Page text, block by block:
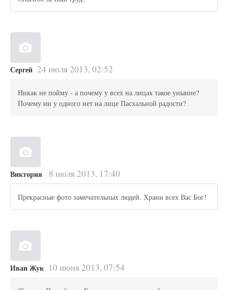
Сергей 24 июля 2013, 02:52
Никак не пойму - а почему у всех на лицах такое уныние?
Почему ни у одного нет на лице Пасхальной радости?
Виктория 8 июля 2013, 17:40
Прекрасные фото замечательных людей. Храни всех Вас Бог!
Иван Жук 10 июня 2013, 07:54